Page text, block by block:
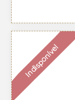
Indisponível